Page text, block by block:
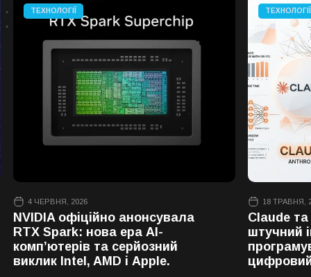
ТЕХНОЛОГІЇ
4 ЧЕРВНЯ, 2026
NVIDIA офіційно анонсувала
RTX Spark: нова ера AI-
комп’ютерів та серйозний
виклик Intel, AMD і Apple.
ТЕХНОЛОГІЇ
18 ТРАВНЯ,
Claude
штучний
цифровий